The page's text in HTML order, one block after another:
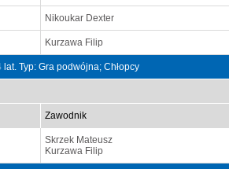
Nikoukar Dexter
Kurzawa Filip
lat. Typ: Gra podwójna; Chłopcy
Zawodnik
Skrzek Mateusz
Kurzawa Filip